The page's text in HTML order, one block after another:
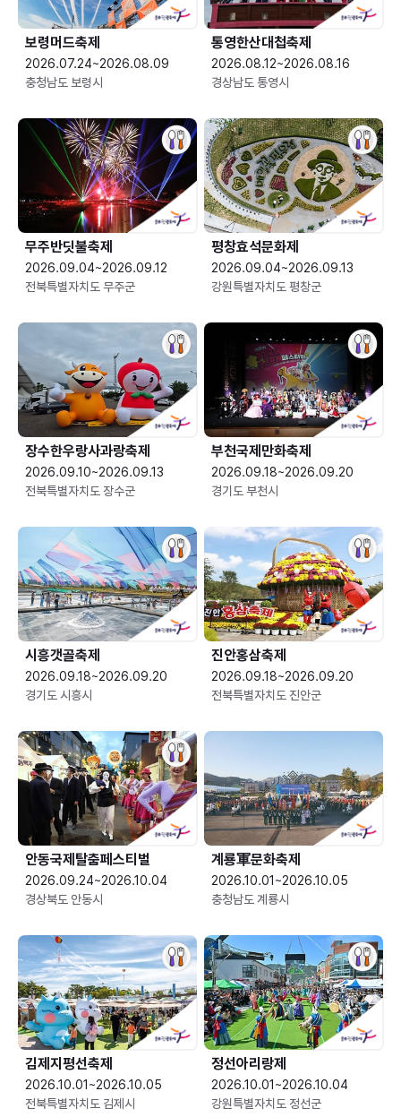
보령머드축제
2026.07.24~2026.08.09
충청남도 보령시
통영한산대첩축제
2026.08.12~2026.08.16
경상남도 통영시
무주반딧불축제
2026.09.04~2026.09.12
전북특별자치도 무주군
평창효석문화제
2026.09.04~2026.09.13
강원특별자치도 평창군
장수한우랑사과랑축제
2026.09.10~2026.09.13
전북특별자치도 장수군
부천국제만화축제
2026.09.18~2026.09.20
경기도 부천시
시흥갯골축제
2026.09.18~2026.09.20
경기도 시흥시
진안홍삼축제
2026.09.18~2026.09.20
전북특별자치도 진안군
안동국제탈춤페스티벌
2026.09.24~2026.10.04
경상북도 안동시
2026.10.01~2026.10.05
충청남도 계룡시
김제지평선축제
2026.10.01~2026.10.05
전북특별자치도 김제시
정선아리랑제
2026.10.01~2026.10.04
강원특별자치도 정선군